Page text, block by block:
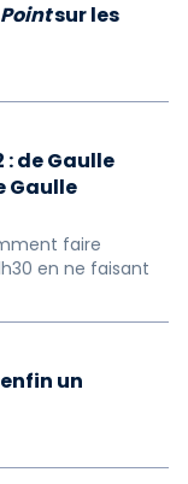
Pointsur les
: de Gaulle
Gaulle
faire
en ne faisant
un